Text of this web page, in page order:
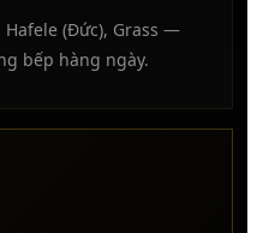
(Đức), Grass —
bếp hàng ngày.